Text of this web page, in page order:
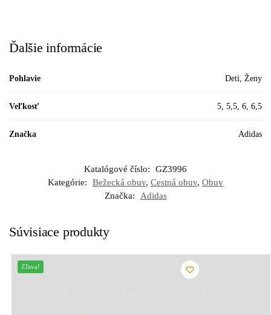
Ďalšie informácie
Pohlavie Deti, Ženy
Veľkosť 5, 5,5, 6, 6,5
Značka Adidas
Katalógové číslo:
GZ3996
Kategórie:
Bežecká obuv, Cestná obuv, Obuv
Značka:
Adidas
Súvisiace produkty
Zľava!